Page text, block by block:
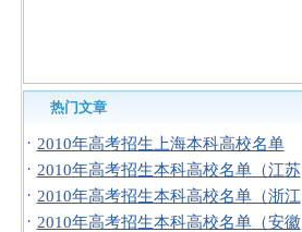
热门文章
· 2010年高考招生上海本科高校名单
· 2010年高考招生本科高校名单（江苏
· 2010年高考招生本科高校名单（浙江
· 2010年高考招生本科高校名单（安徽